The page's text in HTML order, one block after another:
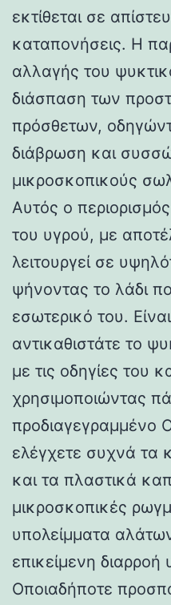
εκτίθεται σε
καταπονήσεις. Η
αλλαγής του
διάσπαση των
πρόσθετων,
διάβρωση και
μικροσκοπικούς
Αυτός ο
του υγρού, με
λειτουργεί σε
ψήνοντας το λάδι
εσωτερικό του.
αντικαθιστάτε το
με τις οδηγίες του
χρησιμοποιώντας
προδιαγεγραμμένο
ελέγχετε συχνά τα
και τα πλαστικά
μικροσκοπικές
υπολείμματα
επικείμενη διαρροή
Οποιαδήποτε